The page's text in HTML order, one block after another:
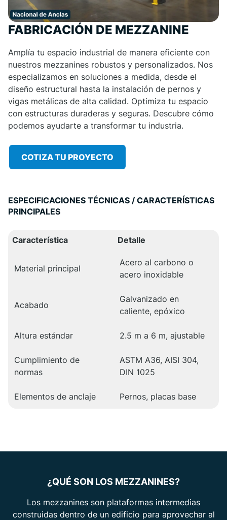
FABRICACIÓN DE MEZZANINE
Amplía tu espacio industrial de manera eficiente con
nuestros mezzanines robustos y personalizados. Nos
especializamos en soluciones a medida, desde el
diseño estructural hasta la instalación de pernos y
vigas metálicas de alta calidad. Optimiza tu espacio
con estructuras duraderas y seguras. Descubre cómo
podemos ayudarte a transformar tu industria.
COTIZA TU PROYECTO
ESPECIFICACIONES TÉCNICAS / CARACTERÍSTICAS
PRINCIPALES
Característica Detalle
Material principal
Acero al carbono o
acero inoxidable
Acabado
Galvanizado en
caliente, epóxico
Altura estándar 2.5 m a 6 m, ajustable
Cumplimiento de
normas
ASTM A36, AISI 304,
DIN 1025
Elementos de anclaje Pernos, placas base
¿QUÉ SON LOS MEZZANINES?
Los mezzanines son plataformas intermedias
construidas dentro de un edificio para aprovechar al